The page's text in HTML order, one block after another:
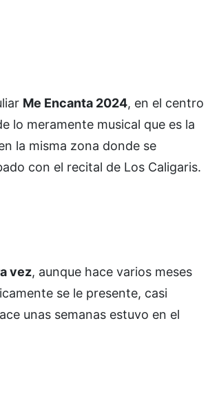
Me Encanta 2024, en el centro
lo meramente musical que es la
la misma zona donde se
con el recital de Los Caligaris.
vez, aunque hace varios meses
se le presente, casi
unas semanas estuvo en el